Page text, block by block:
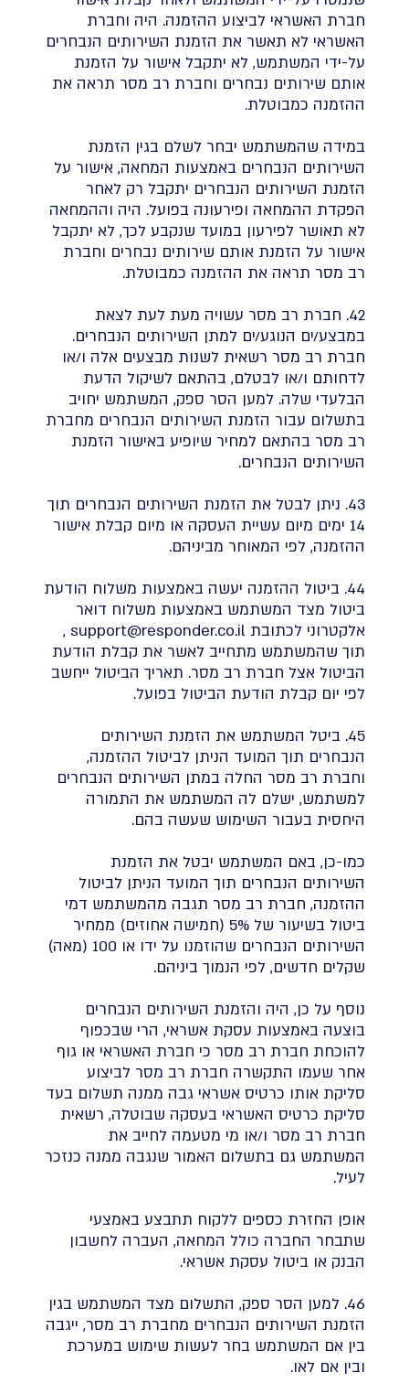
חברת האשראי לביצוע ההזמנה. היה וחברת
האשראי לא תאשר את הזמנת השירותים הנבחרים
על-ידי המשתמש, לא יתקבל אישור על הזמנת
אותם שירותים נבחרים וחברת רב מסר תראה את
ההזמנה כמבוטלת.
במידה שהמשתמש יבחר לשלם בגין הזמנת
השירותים הנבחרים באמצעות המחאה, אישור על
הזמנת השירותים הנבחרים יתקבל רק לאחר
הפקדת ההמחאה ופירעונה בפועל. היה וההמחאה
לא תאושר לפירעון במועד שנקבע לכך, לא יתקבל
אישור על הזמנת אותם שירותים נבחרים וחברת
רב מסר תראה את ההזמנה כמבוטלת.
42. חברת רב מסר עשויה מעת לעת לצאת
במבצע/ים הנוגע/ים למתן השירותים הנבחרים.
חברת רב מסר רשאית לשנות מבצעים אלה ו/או
לדחותם ו/או לבטלם, בהתאם לשיקול הדעת
הבלעדי שלה. למען הסר ספק, המשתמש יחויב
בתשלום עבור הזמנת השירותים הנבחרים מחברת
רב מסר בהתאם למחיר שיופיע באישור הזמנת
השירותים הנבחרים.
43. ניתן לבטל את הזמנת השירותים הנבחרים תוך
14 ימים מיום עשיית העסקה או מיום קבלת אישור
ההזמנה, לפי המאוחר מביניהם.
44. ביטול ההזמנה יעשה באמצעות משלוח הודעת
ביטול מצד המשתמש באמצעות משלוח דואר
אלקטרוני לכתובת support@responder.co.il ,
תוך שהמשתמש מתחייב לאשר את קבלת הודעת
הביטול אצל חברת רב מסר. תאריך הביטול ייחשב
לפי יום קבלת הודעת הביטול בפועל.
45. ביטל המשתמש את הזמנת השירותים
הנבחרים תוך המועד הניתן לביטול ההזמנה,
וחברת רב מסר החלה במתן השירותים הנבחרים
למשתמש, ישלם לה המשתמש את התמורה
היחסית בעבור השימוש שעשה בהם.
כמו-כן, באם המשתמש יבטל את הזמנת
השירותים הנבחרים תוך המועד הניתן לביטול
ההזמנה, חברת רב מסר תגבה מהמשתמש דמי
ביטול בשיעור של 5% (חמישה אחוזים) ממחיר
השירותים הנבחרים שהוזמנו על ידו או 100 (מאה)
שקלים חדשים, לפי הנמוך ביניהם.
נוסף על כן, היה והזמנת השירותים הנבחרים
בוצעה באמצעות עסקת אשראי, הרי שבכפוף
להוכחת חברת רב מסר כי חברת האשראי או גוף
אחר שעמו התקשרה חברת רב מסר לביצוע
סליקת אותו כרטיס אשראי גבה ממנה תשלום בעד
סליקת כרטיס האשראי בעסקה שבוטלה, רשאית
חברת רב מסר ו/או מי מטעמה לחייב את
המשתמש גם בתשלום האמור שנגבה ממנה כנזכר
לעיל.
אופן החזרת כספים ללקוח תתבצע באמצעי
שתבחר החברה כולל המחאה, העברה לחשבון
הבנק או ביטול עסקת אשראי.
46. למען הסר ספק, התשלום מצד המשתמש בגין
הזמנת השירותים הנבחרים מחברת רב מסר, ייגבה
בין אם המשתמש בחר לעשות שימוש במערכת
ובין אם לאו.